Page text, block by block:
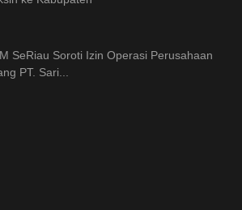
SeRiau Soroti Izin Operasi Perusahaan
PT. Sari...